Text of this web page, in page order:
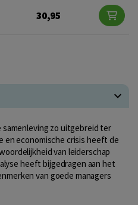
30,95
samenleving zo uitgebreid ter
en economische crisis heeft de
van leiderschap
heeft bijgedragen aan het
van goede managers